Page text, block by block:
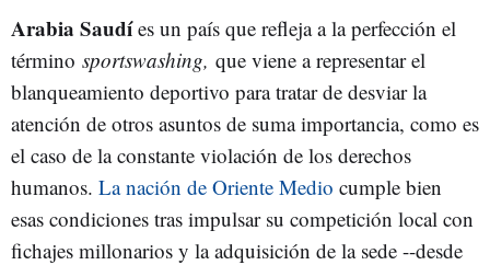
Arabia Saudíes un país que refleja a la perfección el
término sportswashing, que viene a representar el
blanqueamiento deportivo para tratar de desviar la
atención de otros asuntos de suma importancia, como es
el caso de la constante violación de los derechos
humanos. La nación de Oriente Medio cumple bien
esas condiciones tras impulsar su competición local con
fichajes millonarios y la adquisición de la sede --desde